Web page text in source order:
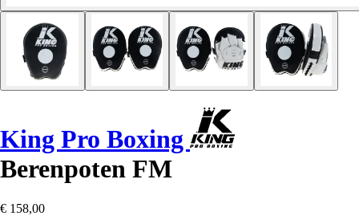
King Pro Boxing
Berenpoten FM
€ 158,00